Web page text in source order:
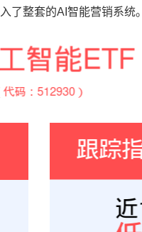
了整套的AI智能营销系统。